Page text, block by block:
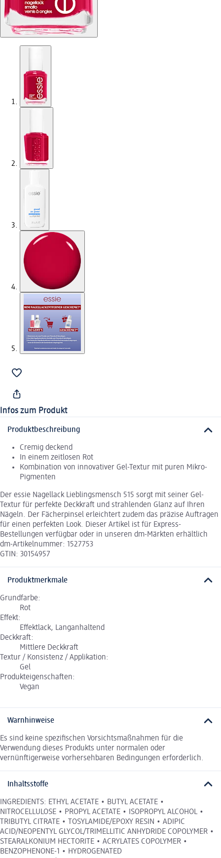
Infos zum Produkt
Produktbeschreibung
Cremig deckend
In einem zeitlosen Rot
Kombination von innovativer Gel-Textur mit puren Mikro-
Pigmenten
Der essie Nagellack Lieblingsmensch 515 sorgt mit seiner Gel-
Textur für perfekte Deckkraft und strahlenden Glanz auf Ihren
Nägeln. Der Fächerpinsel erleichtert zudem das präzise Auftragen
für einen perfekten Look. Dieser Artikel ist für Express-
Bestellungen verfügbar oder in unseren dm-Märkten erhältlich
dm-Artikelnummer: 1527753
GTIN: 30154957
Produktmerkmale
Grundfarbe:
Rot
Effekt:
Effektlack, Langanhaltend
Deckkraft:
Mittlere Deckkraft
Textur / Konsistenz / Applikation:
Gel
Produkteigenschaften:
Vegan
Warnhinweise
Es sind keine spezifischen Vorsichtsmaßnahmen für die
Verwendung dieses Produkts unter normalen oder
vernünftigerweise vorhersehbaren Bedingungen erforderlich.
Inhaltsstoffe
INGREDIENTS: ETHYL ACETATE • BUTYL ACETATE •
NITROCELLULOSE • PROPYL ACETATE • ISOPROPYL ALCOHOL •
TRIBUTYL CITRATE • TOSYLAMIDE/EPOXY RESIN • ADIPIC
ACID/NEOPENTYL GLYCOL/TRIMELLITIC ANHYDRIDE COPOLYMER •
STEARALKONIUM HECTORITE • ACRYLATES COPOLYMER •
BENZOPHENONE-1 • HYDROGENATED